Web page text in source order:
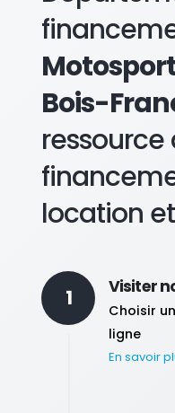
Bois-
ressource
location
1 Visiter
Choisir
ligne
En savoir